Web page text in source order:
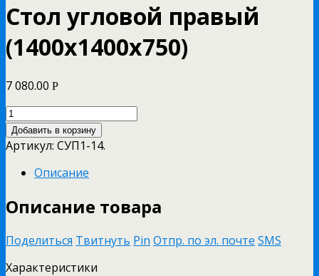
Стол угловой правый
(1400х1400х750)
7 080.00 Р
Добавить в корзину
Артикул: СУП1-14.
Описание
Описание товара
Поделиться Твитнуть Pin Отпр. по эл. почте SMS
Характеристики